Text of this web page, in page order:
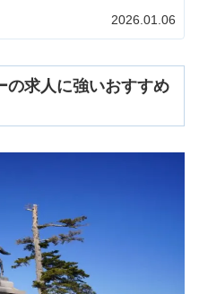
などを比較しながらランキング形式でご紹
2026.01.06
の求人に強いおすすめ